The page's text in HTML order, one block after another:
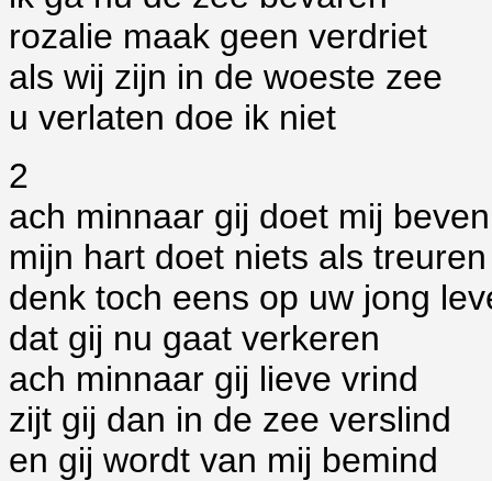
rozalie maak geen verdriet
als wij zijn in de woeste zee
u verlaten doe ik niet
2
ach minnaar gij doet mij beven
mijn hart doet niets als treuren
denk toch eens op uw jong
dat gij nu gaat verkeren
ach minnaar gij lieve vrind
zijt gij dan in de zee verslind
en gij wordt van mij bemind